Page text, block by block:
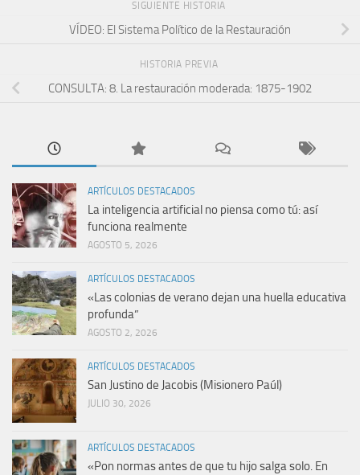
SIGUIENTE HISTORIA
VÍDEO: El Sistema Político de la Restauración
HISTORIA PREVIA
CONSULTA: 8. La restauración moderada: 1875-1902
ARTÍCULOS DESTACADOS
La inteligencia artificial no piensa como tú: así
funciona realmente
AGOSTO 5, 2026
ARTÍCULOS DESTACADOS
«Las colonias de verano dejan una huella educativa
profunda”
AGOSTO 2, 2026
ARTÍCULOS DESTACADOS
San Justino de Jacobis (Misionero Paúl)
JULIO 30, 2026
ARTÍCULOS DESTACADOS
«Pon normas antes de que tu hijo salga solo. En